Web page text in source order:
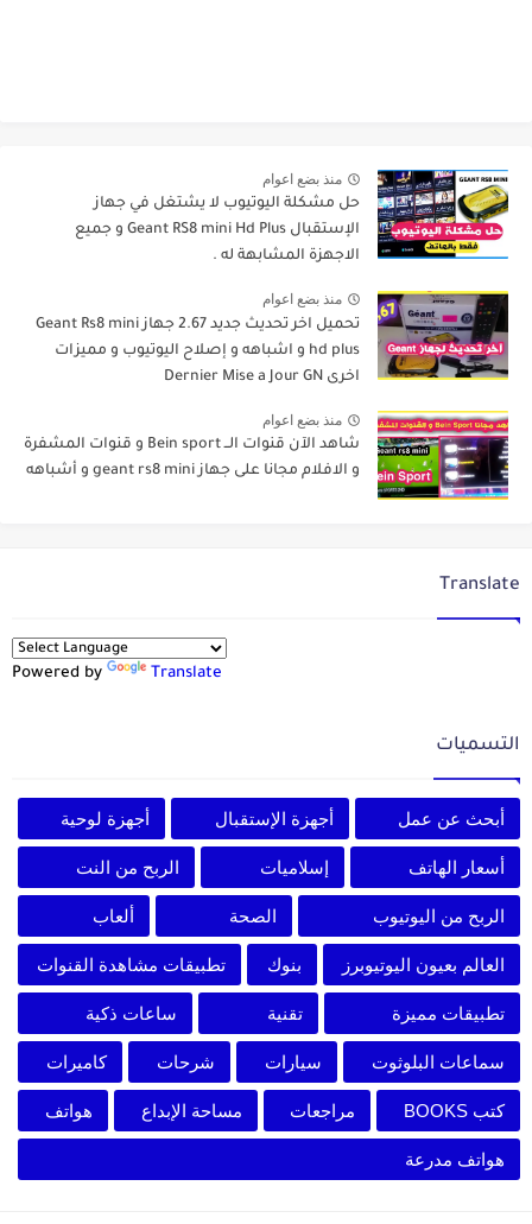
منذ بضع اعوام
حل مشكلة اليوتيوب لا يشتغل في جهاز
الإستقبال Geant RS8 mini Hd Plus و جميع
الاجهزة المشابهة له .
منذ بضع اعوام
تحميل اخر تحديث جديد 2.67 جهاز Geant Rs8 mini
hd plus و اشباهه و إصلاح اليوتيوب و مميزات
اخرى Dernier Mise a Jour GN
منذ بضع اعوام
شاهد الآن قنوات الــ Bein sport و قنوات المشفرة
و الافلام مجانا على جهاز geant rs8 mini و أشباهه
Translate
Powered by Translate
التسميات
أبحث عن عمل أجهزة الإستقبال أجهزة لوحية
أسعار الهاتف إسلاميات الربح من النت
الربح من اليوتيوب الصحة ألعاب
العالم بعيون اليوتيوبرز بنوك تطبيقات مشاهدة القنوات
تطبيقات مميزة تقنية ساعات ذكية
سماعات البلوثوت سيارات شرحات كاميرات
كتب BOOKS مراجعات مساحة الإبداع هواتف
هواتف مدرعة